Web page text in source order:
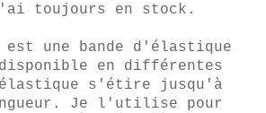
toujours en stock.
une bande d'élastique
en différentes
s'étire jusqu'à
Je l'utilise pour